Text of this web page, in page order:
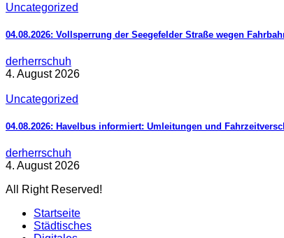
Uncategorized
04.08.2026: Vollsperrung der Seegefelder Straße wegen
derherrschuh
4. August 2026
Uncategorized
04.08.2026: Havelbus informiert: Umleitungen und
derherrschuh
4. August 2026
All Right Reserved!
Startseite
Städtisches